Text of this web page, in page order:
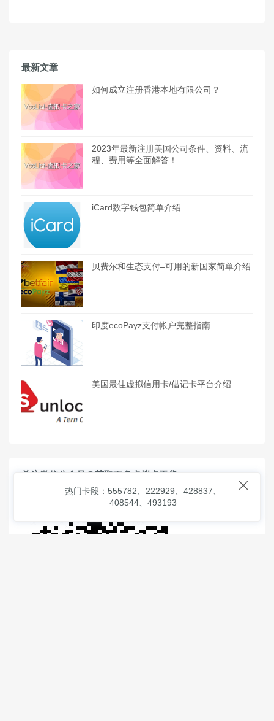
最新文章
如何成立注册香港本地有限公司？
2023年最新注册美国公司条件、资料、流
程、费用等全面解答！
iCard数字钱包简单介绍
贝费尔和生态支付–可用的新国家简单介绍
印度ecoPayz支付帐户完整指南
美国最佳虚拟信用卡/借记卡平台介绍
关注微信公众号@获取更多虚拟卡干货

热门卡段：555782、222929、428837、
408544、493193